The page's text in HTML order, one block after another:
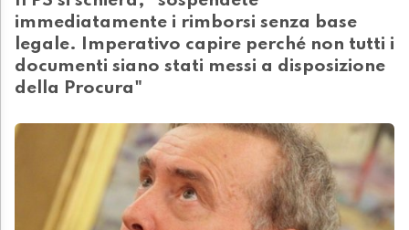
immediatamente i rimborsi senza base
legale. Imperativo capire perché non tutti i
documenti siano stati messi a disposizione
della Procura"